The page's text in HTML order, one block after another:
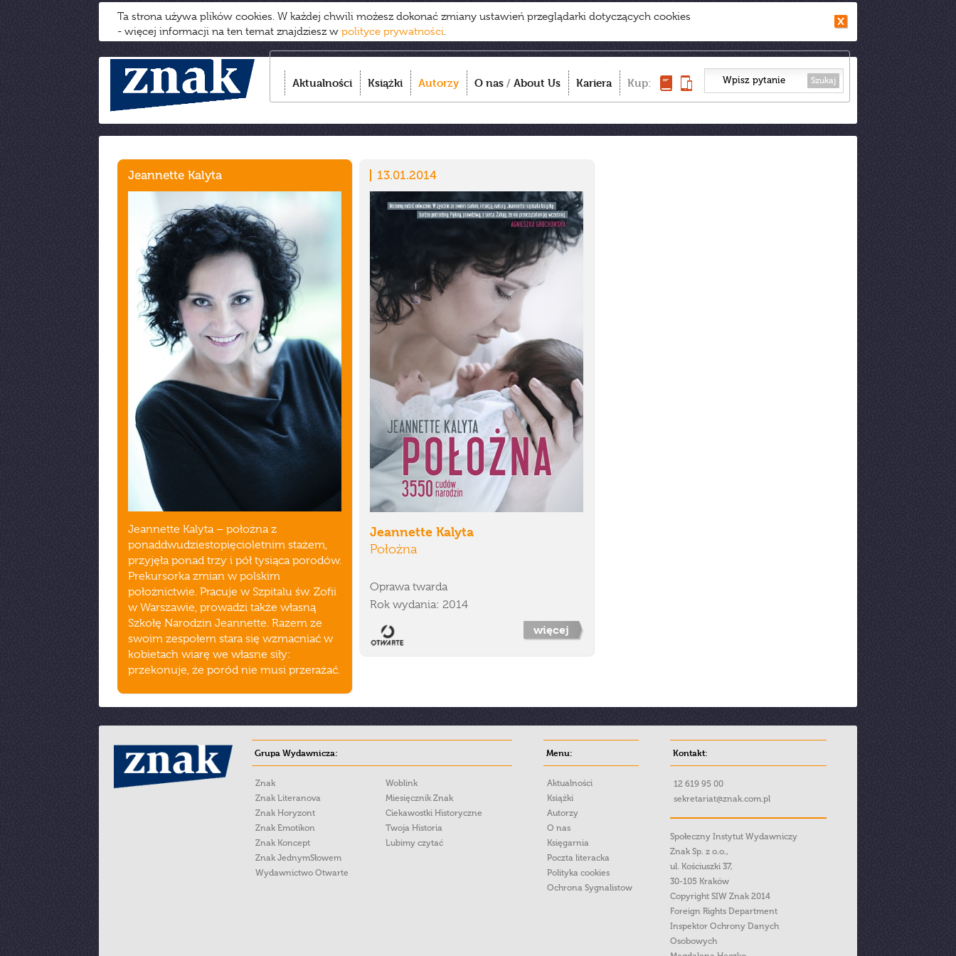
Ta strona używa plików cookies. W każdej chwili możesz dokonać zmiany ustawień przeglądarki dotyczących cookies
- więcej informacji na ten temat znajdziesz w polityce prywatności.
Aktualności Książki Autorzy O nas / About Us Kariera Kup: Szukaj
Jeannette Kalyta
Jeannette Kalyta – położna z
ponaddwudziestopięcioletnim stażem,
przyjęła ponad trzy i pół tysiąca porodów.
Prekursorka zmian w polskim
położnictwie. Pracuje w Szpitalu św. Zofii
w Warszawie, prowadzi także własną
Szkołę Narodzin Jeannette. Razem ze
swoim zespołem stara się wzmacniać w
kobietach wiarę we własne siły:
przekonuje, że poród nie musi przerażać.
13.01.2014
Jeannette Kalyta
Położna
Oprawa twarda
Rok wydania: 2014
więcej
Grupa Wydawnicza:
Znak
Znak Literanova
Znak Horyzont
Znak Emotikon
Znak Koncept
Znak JednymSłowem
Wydawnictwo Otwarte
Woblink
Miesięcznik Znak
Ciekawostki Historyczne
Twoja Historia
Lubimy czytać
Menu:
Aktualności
Książki
Autorzy
O nas
Księgarnia
Poczta literacka
Polityka cookies
Ochrona Sygnalistow
Kontakt:
12 619 95 00
sekretariat@znak.com.pl
Społeczny Instytut Wydawniczy
Znak Sp. z o.o.,
ul. Kościuszki 37,
30-105 Kraków
Copyright SIW Znak 2014
Foreign Rights Department
Inspektor Ochrony Danych
Osobowych